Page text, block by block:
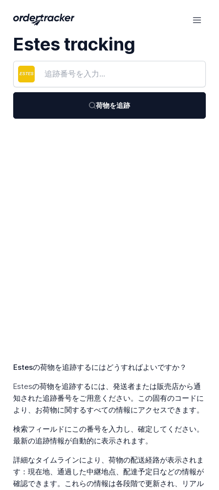
Estes tracking
荷物を追跡
Estesの荷物を追跡するにはどうすればよいですか？
Estesの荷物を追跡するには、発送者または販売店から通
知された追跡番号をご用意ください。この固有のコードに
より、お荷物に関するすべての情報にアクセスできます。
検索フィールドにこの番号を入力し、確定してください。
最新の追跡情報が自動的に表示されます。
詳細なタイムラインにより、荷物の配送経路が表示されま
す：現在地、通過した中継地点、配達予定日などの情報が
確認できます。これらの情報は各段階で更新され、リアル